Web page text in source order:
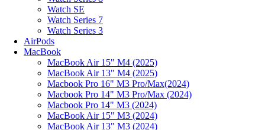
Watch SE
Watch Series 7
Watch Series 3
AirPods
MacBook
MacBook Air 15" M4 (2025)
MacBook Air 13" M4 (2025)
Macbook Pro 16" M3 Pro/Max(2024)
Macbook Pro 14" M3 Pro/Max (2024)
Macbook Pro 14" M3 (2024)
MacBook Air 15" M3 (2024)
MacBook Air 13" M3 (2024)